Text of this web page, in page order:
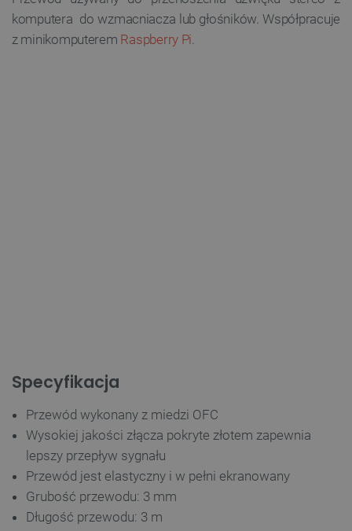
komputera do wzmacniacza lub głośników. Współpracuje
z minikomputerem Raspberry Pi.
Specyfikacja
Przewód wykonany z miedzi OFC
Wysokiej jakości złącza pokryte złotem zapewnia
lepszy przepływ sygnału
Przewód jest elastyczny i w pełni ekranowany
Grubość przewodu: 3 mm
Długość przewodu: 3 m